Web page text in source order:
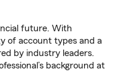
future. With
of account types and a
by industry leaders.
background at